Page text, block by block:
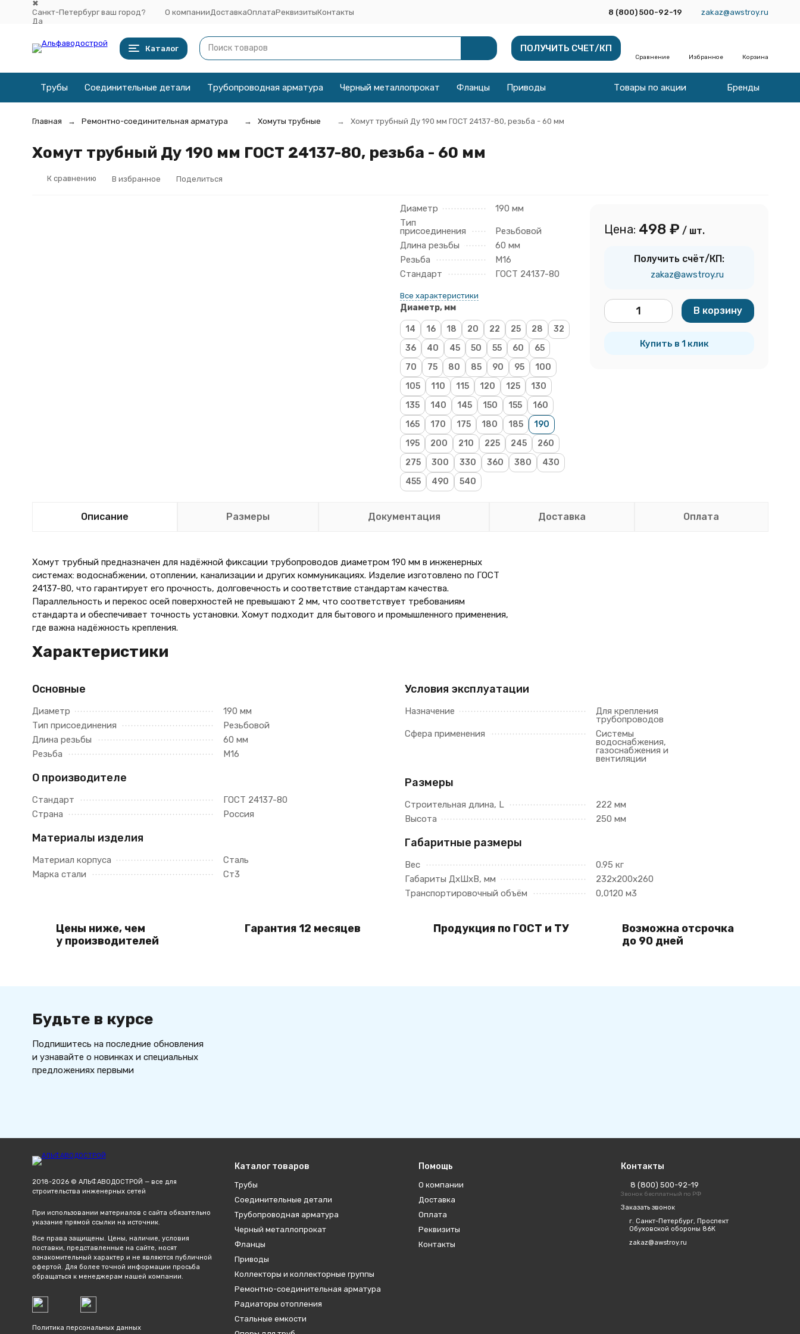
✖
Санкт-Петербург ваш город?
Да
О компании ДоставкаОплатаРеквизитыКонтакты 8 (800) 500-92-19 zakaz@awstroy.ru
Каталог ПОЛУЧИТЬ СЧЕТ/КП
Сравнение Избранное Корзина
Трубы Соединительные детали Трубопроводная арматура Черный металлопрокат Фланцы Приводы Товары по акции Бренды
Главная Ремонтно-соединительная арматура Хомуты трубные Хомут трубный Ду 190 мм ГОСТ 24137-80, резьба - 60 мм
Хомут трубный Ду 190 мм ГОСТ 24137-80, резьба - 60 мм
К сравнению В избранное Поделиться
Диаметр
190 мм
Тип
присоединения
Резьбовой
Длина резьбы
60 мм
Резьба
М16
Стандарт
ГОСТ 24137-80
Все характеристики
Диаметр, мм
14 16 18 20 22 25 28
32
36
40 45 50 55 60
65
70
75 80 85 90 95
100
105
110 115 120 125
130
135
140 145 150 155
160
165
170 175 180 185
190
195
200 210 225 245
260
275
300 330 360 380
430
455
490 540
Цена: 498 ₽ / шт.
Получить счёт/КП:
zakaz@awstroy.ru
В корзину
Купить в 1 клик
Описание Размеры Документация Доставка Оплата
Хомут трубный предназначен для надёжной фиксации трубопроводов диаметром 190 мм в инженерных
системах: водоснабжении, отоплении, канализации и других коммуникациях. Изделие изготовлено по ГОСТ
24137-80, что гарантирует его прочность, долговечность и соответствие стандартам качества.
Параллельность и перекос осей поверхностей не превышают 2 мм, что соответствует требованиям
стандарта и обеспечивает точность установки. Хомут подходит для бытового и промышленного применения,
где важна надёжность крепления.
Характеристики
Основные
Диаметр
190 мм
Тип присоединения
Резьбовой
Длина резьбы
60 мм
Резьба
М16
О производителе
Стандарт
ГОСТ 24137-80
Страна
Россия
Материалы изделия
Материал корпуса
Сталь
Марка стали
Ст3
Условия эксплуатации
Назначение Для крепления
трубопроводов
Сфера применения
Системы
водоснабжения,
газоснабжения и
вентиляции
Размеры
Строительная длина, L
222 мм
Высота
250 мм
Габаритные размеры
Вес
0.95 кг
Габариты ДхШхВ, мм
232х200х260
Транспортировочный объём
0,0120 м3
Цены ниже, чем
у производителей
Гарантия 12 месяцев Продукция по ГОСТ и ТУ
Возможна отсрочка
до 90 дней
Будьте в курсе
Подпишитесь на последние обновления
и узнавайте о новинках и специальных
предложениях первыми
2018-2026 © АЛЬФАВОДОСТРОЙ — все для
строительства инженерных сетей
При использовании материалов с сайта обязательно
указание прямой ссылки на источник.
Все права защищены. Цены, наличие, условия
поставки, представленные на сайте, носят
ознакомительный характер и не являются публичной
офертой. Для более точной информации просьба
обращаться к менеджерам нашей компании.
Политика персональных данных
Каталог товаров
Трубы
Соединительные детали
Трубопроводная арматура
Черный металлопрокат
Фланцы
Приводы
Коллекторы и коллекторные группы
Ремонтно-соединительная арматура
Радиаторы отопления
Стальные емкости
Помощь
О компании
Доставка
Оплата
Реквизиты
Контакты
Контакты
8 (800) 500-92-19
Звонок бесплатный по РФ
Заказать звонок
г. Санкт-Петербург, Проспект
Обуховской обороны 86К
zakaz@awstroy.ru